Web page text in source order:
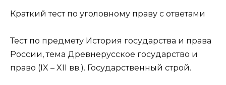
Краткий тест по уголовному праву с ответами
Тест по предмету История государства и права
России, тема Древнерусское государство и
право (IX – XII вв.). Государственный строй.